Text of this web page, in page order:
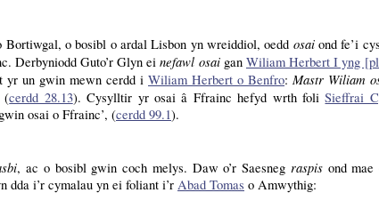
o bosibl o ardal Lisbon yn wreiddiol, oedd osaiond fe’i
Derbyniodd Guto’r Glyn einefawl osaigan Wiliam Herbert I yng
yr un gwin mewn cerdd i Wiliam Herbert o Benfro: Mastr Wiliam
(cerdd 28.13). Cysylltir yr osai â Ffrainc hefyd wrth foliSieffrai
osai o Ffrainc’, (cerdd 99.1).
, ac o bosibl gwin coch melys. Daw o’r Saesneg raspisond mae
dda i’r cymalau yn ei foliant i’r Abad Tomas o Amwythig: